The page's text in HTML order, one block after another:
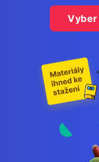
Vyber